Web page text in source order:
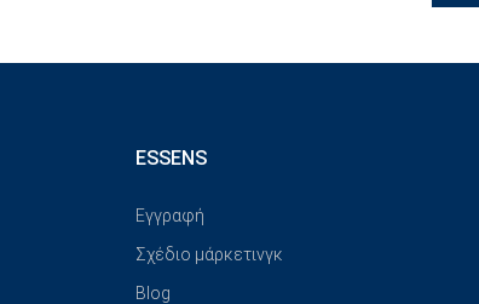
ESSENS
Εγγραφή
Σχέδιο μάρκετινγκ
Blog